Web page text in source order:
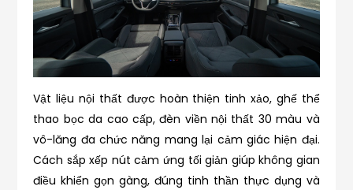
Vật liệu nội thất được hoàn thiện tinh xảo, ghế thể
thao bọc da cao cấp, đèn viền nội thất 30 màu và
vô-lăng đa chức năng mang lại cảm giác hiện đại.
Cách sắp xếp nút cảm ứng tối giản giúp không gian
điều khiển gọn gàng, đúng tinh thần thực dụng và